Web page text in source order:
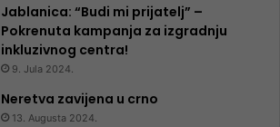
Jablanica: “Budi mi prijatelj” –
Pokrenuta kampanja za izgradnju
inkluzivnog centra!
9. Jula 2024.
Neretva zavijena u crno
13. Augusta 2024.